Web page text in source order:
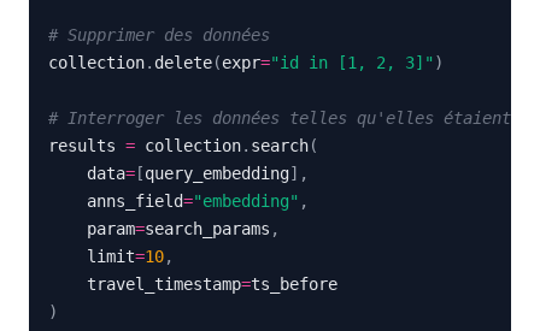
# Supprimer des données
collection. delete(expr="id in [1, 2, 3]" )
# Interroger les données telles qu'elles étaient
results = collection. search(
    data
= [query_embedding] ,
    anns_field
="embedding" ,
    param
=search_params ,
    limit
=10,
    travel_timestamp
=
)